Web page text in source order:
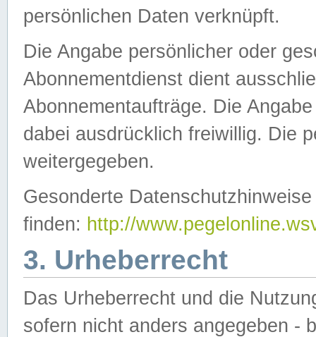
persönlichen Daten verknüpft.
Die Angabe persönlicher oder
Abonnementdienst dient
Abonnementaufträge. Die
dabei ausdrücklich freiwillig. Die
weitergegeben.
Gesonderte
finden: http://
3. Urheberrecht
Das Urheberrecht und die
sofern nicht anders angegeben -